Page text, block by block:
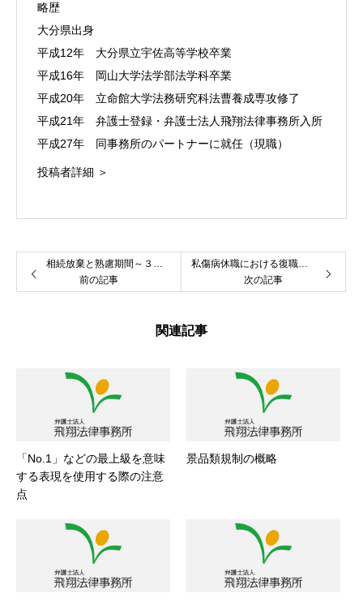
略歴
大分県出身
平成12年 大分県立宇佐高等学校卒業
平成16年 岡山大学法学部法学科卒業
平成20年 立命館大学法務研究科法曹養成専攻修了
平成21年 弁護士登録・弁護士法人飛翔法律事務所入所
平成27年 同事務所のパートナーに就任（現職）
投稿者詳細 ＞
相続放棄と熟慮期間～３ヶ月を過ぎた場合の対応～
前の記事
私傷病休職における復職と再度の休職（休職期間の通算等）
次の記事
関連記事
「No.1」などの最上級を意味
する表現を使用する際の注意
点
景品類規制の概略